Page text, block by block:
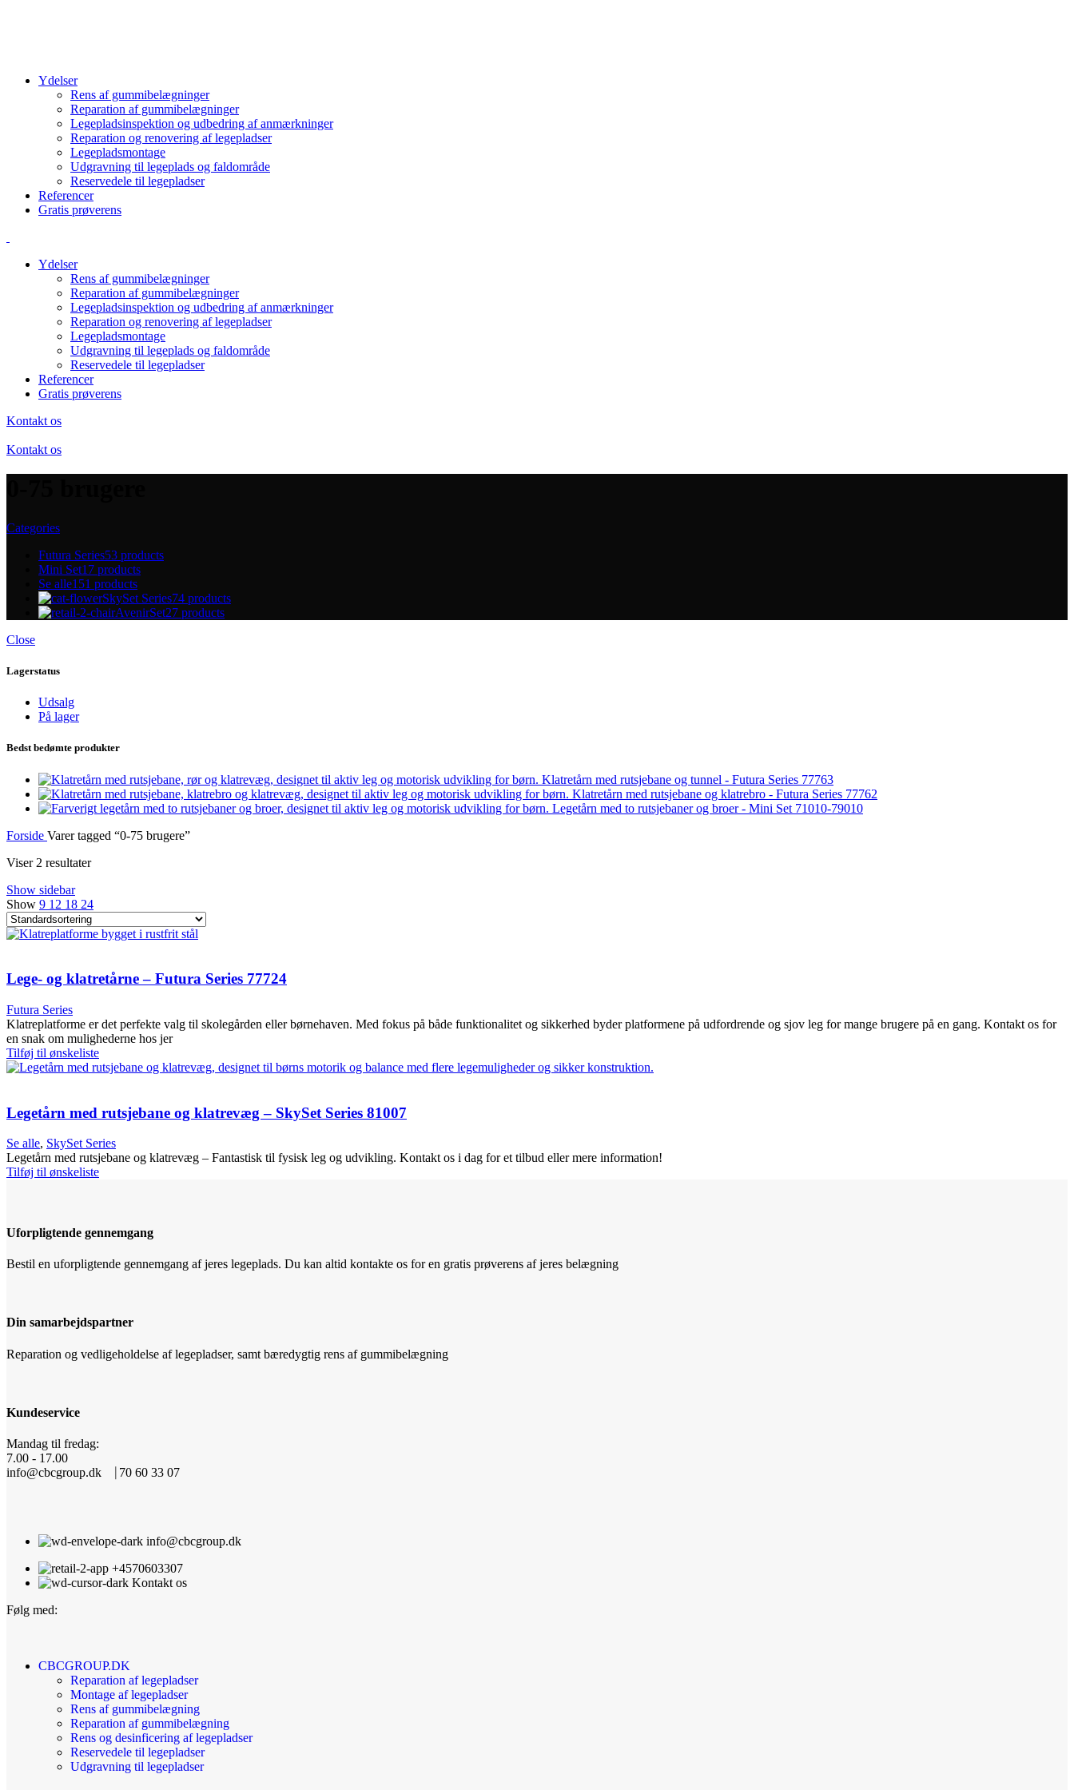
Ydelser
Rens af gummibelægninger
Reparation af gummibelægninger
Legepladsinspektion og udbedring af anmærkninger
Reparation og renovering af legepladser
Legepladsmontage
Udgravning til legeplads og faldområde
Reservedele til legepladser
Referencer
Gratis prøverens
Ydelser
Rens af gummibelægninger
Reparation af gummibelægninger
Legepladsinspektion og udbedring af anmærkninger
Reparation og renovering af legepladser
Legepladsmontage
Udgravning til legeplads og faldområde
Reservedele til legepladser
Referencer
Gratis prøverens
Kontakt os
Kontakt os
Categories
Futura Series53 products
Mini Set17 products
Se alle151 products
SkySet Series74 products
AvenirSet27 products
Close
Lagerstatus
Udsalg
På lager
Bedst bedømte produkter
Klatretårn med rutsjebane og tunnel - Futura Series 77763
Klatretårn med rutsjebane og klatrebro - Futura Series 77762
Legetårn med to rutsjebaner og broer - Mini Set 71010-79010
Forside Varer tagged “0-75 brugere”
Viser 2 resultater
Show sidebar
Show 9 12 18 24
Lege- og klatretårne – Futura Series 77724
Futura Series
Klatreplatforme er det perfekte valg til skolegården eller børnehaven. Med fokus på både funktionalitet og sikkerhed byder platformene på udfordrende og sjov leg for mange brugere på en gang. Kontakt os for
en snak om mulighederne hos jer
Tilføj til ønskeliste
Legetårn med rutsjebane og klatrevæg – SkySet Series 81007
Se alle, SkySet Series
Legetårn med rutsjebane og klatrevæg – Fantastisk til fysisk leg og udvikling. Kontakt os i dag for et tilbud eller mere information!
Tilføj til ønskeliste
Uforpligtende gennemgang
Bestil en uforpligtende gennemgang af jeres legeplads. Du kan altid kontakte os for en gratis prøverens af jeres belægning
Din samarbejdspartner
Reparation og vedligeholdelse af legepladser, samt bæredygtig rens af gummibelægning
Kundeservice
Mandag til fredag:
7.00 - 17.00
info@cbcgroup.dk ⎹ 70 60 33 07
info@cbcgroup.dk
+4570603307
Kontakt os
Følg med:
CBCGROUP.DK
Reparation af legepladser
Montage af legepladser
Rens af gummibelægning
Reparation af gummibelægning
Rens og desinficering af legepladser
Reservedele til legepladser
Udgravning til legepladser